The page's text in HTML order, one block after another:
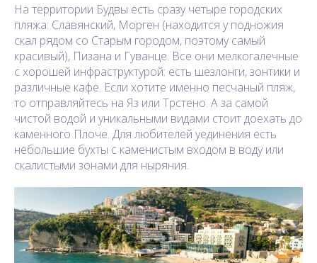
На территории Будвы есть сразу четыре городских
пляжа: Славянский, Морген (находится у подножия
скал рядом со Старым городом, поэтому самый
красивый), Пизана и Гуванце. Все они мелкогалечные
с хорошей инфраструктурой: есть шезлонги, зонтики и
различные кафе. Если хотите именно песчаный пляж,
то отправляйтесь на Яз или Трстено. А за самой
чистой водой и уникальными видами стоит доехать до
каменного Плоче. Для любителей уединения есть
небольшие бухты с каменистым входом в воду или
скалистыми зонами для ныряния.